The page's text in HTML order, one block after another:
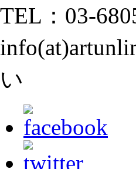
TEL：03-
い